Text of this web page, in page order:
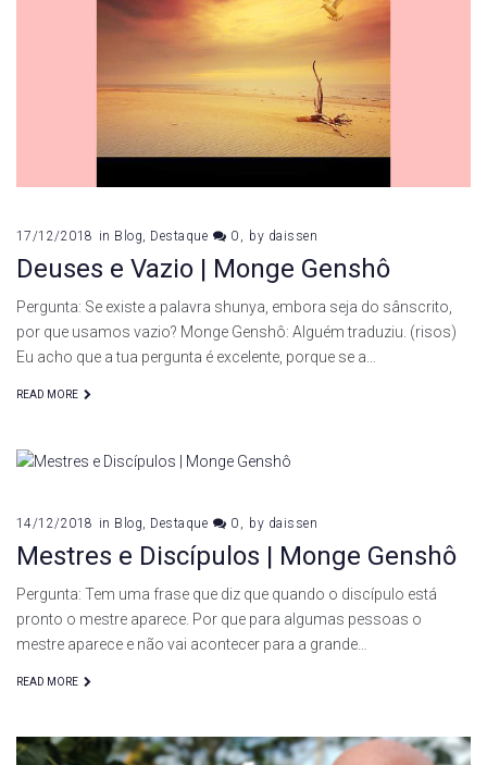
17/12/2018 in Blog, Destaque 0 by daissen
Deuses e Vazio | Monge Genshô
Pergunta: Se existe a palavra shunya, embora seja do sânscrito,
por que usamos vazio? Monge Genshô: Alguém traduziu. (risos)
Eu acho que a tua pergunta é excelente, porque se a…
READ MORE
14/12/2018 in Blog, Destaque 0 by daissen
Mestres e Discípulos | Monge Genshô
Pergunta: Tem uma frase que diz que quando o discípulo está
pronto o mestre aparece. Por que para algumas pessoas o
mestre aparece e não vai acontecer para a grande…
READ MORE